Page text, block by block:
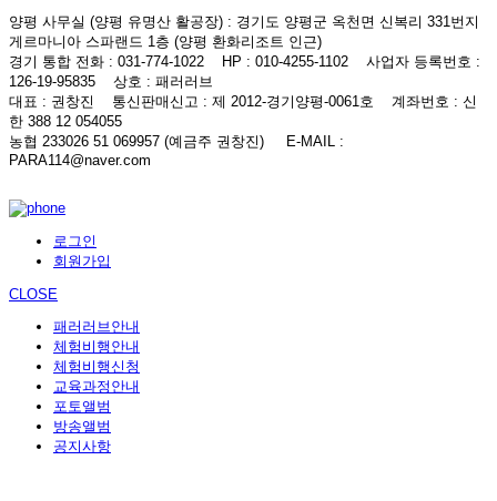
양평 사무실 (양평 유명산 활공장) : 경기도 양평군 옥천면 신복리 331번지
게르마니아 스파랜드 1층 (양평 환화리조트 인근)
경기 통합 전화 : 031-774-1022 HP : 010-4255-1102 사업자 등록번호 :
126-19-95835 상호 : 패러러브
대표 : 권창진 통신판매신고 : 제 2012-경기양평-0061호 계좌번호 : 신
한 388 12 054055
농협 233026 51 069957 (예금주 권창진)
E-MAIL
:
PARA114@naver.com
로그인
회원가입
CLOSE
패러러브안내
체험비행안내
체험비행신청
교육과정안내
포토앨범
방송앨범
공지사항